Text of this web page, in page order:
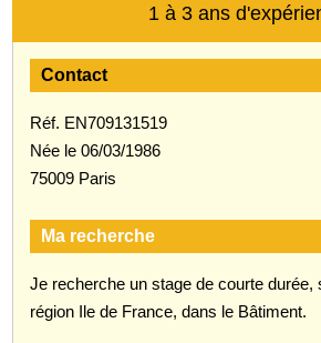
1 à 3 ans
Contact
Réf. EN709131519
Née le 06/03/1986
75009 Paris
Ma recherche
Je recherche un stage de courte durée,
région Ile de France, dans le Bâtiment.